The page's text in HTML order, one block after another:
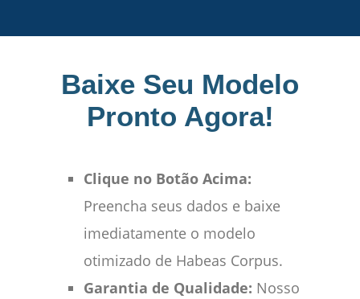
Baixe Seu Modelo
Pronto Agora!
Clique no Botão Acima:
Preencha seus dados e baixe
imediatamente o modelo
otimizado de Habeas Corpus.
Garantia de Qualidade: Nosso